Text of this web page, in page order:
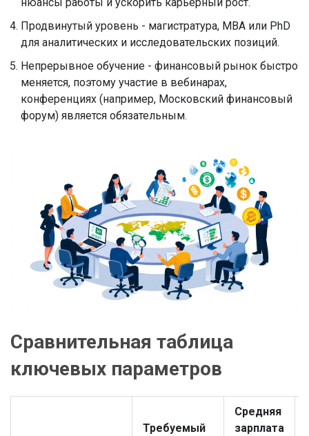
Продвинутый уровень - магистратура, MBA или PhD
для аналитических и исследовательских позиций.
Непрерывное обучение - финансовый рынок быстро
меняется, поэтому участие в вебинарах,
конференциях (например, Московский финансовый
форум) является обязательным.
Сравнительная таблица
ключевых параметров
Требуемый
Средняя
зарплата